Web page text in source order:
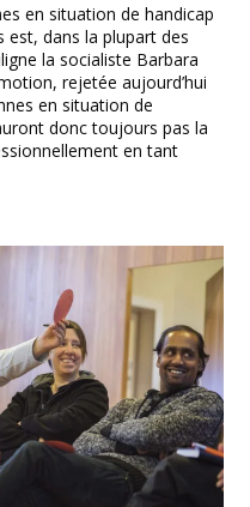
en situation de handicap
est, dans la plupart des
la socialiste Barbara
rejetée aujourd’hui
en situation de
donc toujours pas la
en tant